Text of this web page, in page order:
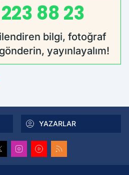
88 23
bilgi, fotoğraf
yayınlayalım!
YAZARLAR